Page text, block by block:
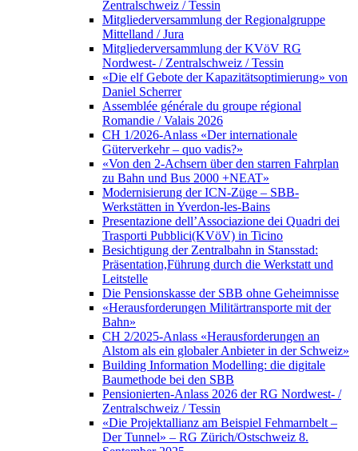
Zentralschweiz / Tessin
Mitgliederversammlung der Regionalgruppe
Mittelland / Jura
Mitgliederversammlung der KVöV RG
Nordwest- / Zentralschweiz / Tessin
«Die elf Gebote der Kapazitätsoptimierung» von
Daniel Scherrer
Assemblée générale du groupe régional
Romandie / Valais 2026
CH 1/2026-Anlass «Der internationale
Güterverkehr – quo vadis?»
«Von den 2-Achsern über den starren Fahrplan
zu Bahn und Bus 2000 +NEAT»
Modernisierung der ICN-Züge – SBB-
Werkstätten in Yverdon-les-Bains
Presentazione dell’Associazione dei Quadri dei
Trasporti Pubblici(KVöV) in Ticino
Besichtigung der Zentralbahn in Stansstad:
Präsentation,Führung durch die Werkstatt und
Leitstelle
Die Pensionskasse der SBB ohne Geheimnisse
«Herausforderungen Militärtransporte mit der
Bahn»
CH 2/2025-Anlass «Herausforderungen an
Alstom als ein globaler Anbieter in der Schweiz»
Building Information Modelling: die digitale
Baumethode bei den SBB
Pensionierten-Anlass 2026 der RG Nordwest- /
Zentralschweiz / Tessin
«Die Projektallianz am Beispiel Fehmarnbelt –
Der Tunnel» – RG Zürich/Ostschweiz 8.